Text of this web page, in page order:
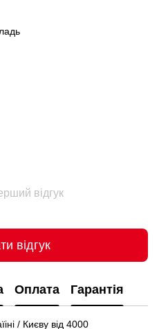
відгук
відгук
Оплата Гарантія
/ Києву від 4000